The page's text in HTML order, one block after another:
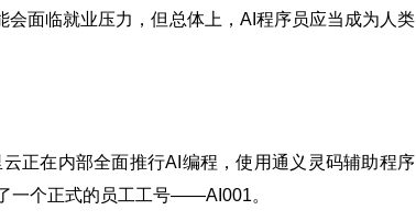
面临就业压力，但总体上，AI程序员应当成为人类
正在内部全面推行AI编程，使用通义灵码辅助程序
一个正式的员工工号——AI001。